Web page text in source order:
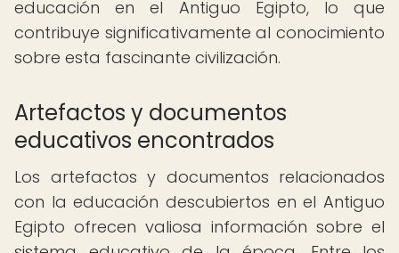
educación en el Antiguo Egipto, lo que
contribuye significativamente al conocimiento
sobre esta fascinante civilización.
Artefactos y documentos
educativos encontrados
Los artefactos y documentos relacionados
con la educación descubiertos en el Antiguo
Egipto ofrecen valiosa información sobre el